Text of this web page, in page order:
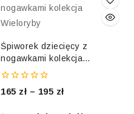
Śpiworek dziecięcy z
nogawkami kolekcja
Wieloryby
0
165 zł – 195 zł